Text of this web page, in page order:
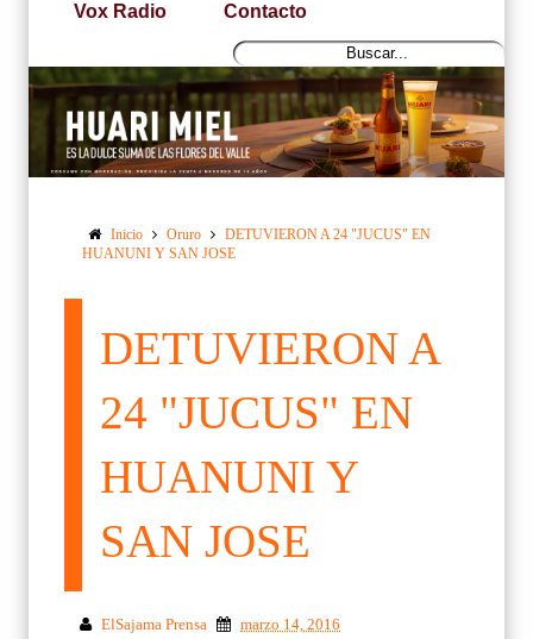
Vox Radio Contacto
Inicio Oruro
DETUVIERON A 24 "JUCUS" EN
HUANUNI Y SAN JOSE
DETUVIERON A
24 "JUCUS" EN
HUANUNI Y
SAN JOSE
ElSajama Prensa marzo 14, 2016